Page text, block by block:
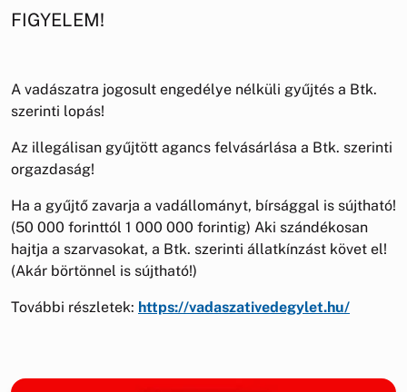
FIGYELEM!
A vadászatra jogosult engedélye nélküli gyűjtés a Btk.
szerinti lopás!
Az illegálisan gyűjtött agancs felvásárlása a Btk. szerinti
orgazdaság!
Ha a gyűjtő zavarja a vadállományt, bírsággal is sújtható!
(50 000 forinttól 1 000 000 forintig) Aki szándékosan
hajtja a szarvasokat, a Btk. szerinti állatkínzást követ el!
(Akár börtönnel is sújtható!)
További részletek: https://vadaszativedegylet.hu/